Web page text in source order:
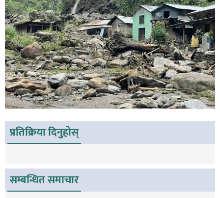
प्रतिक्रिया दिनुहोस्
सम्बन्धित समाचार